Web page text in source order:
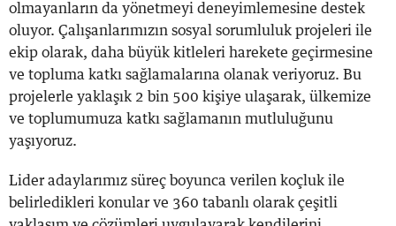
olmayanların da yönetmeyi deneyimlemesine destek
oluyor. Çalışanlarımızın sosyal sorumluluk projeleri ile
ekip olarak, daha büyük kitleleri harekete geçirmesine
ve topluma katkı sağlamalarına olanak veriyoruz. Bu
projelerle yaklaşık 2 bin 500 kişiye ulaşarak, ülkemize
ve toplumumuza katkı sağlamanın mutluluğunu
yaşıyoruz.
Lider adaylarımız süreç boyunca verilen koçluk ile
belirledikleri konular ve 360 tabanlı olarak çeşitli